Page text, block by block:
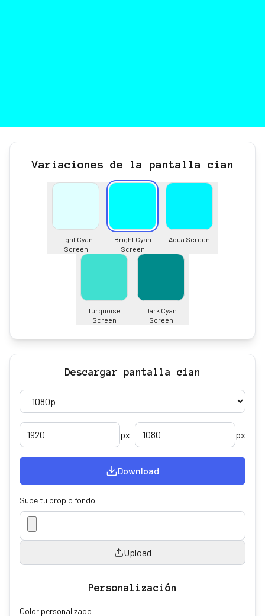
Variaciones de la pantalla cian
Light Cyan
Screen
Bright Cyan
Screen
Aqua Screen
Turquoise
Screen
Dark Cyan
Screen
Descargar pantalla cian
px px
Download
Sube tu propio fondo
Upload
Personalización
Color personalizado